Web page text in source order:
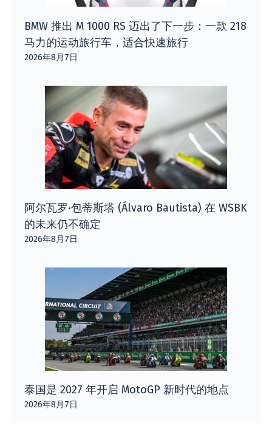
BMW 推出 M 1000 RS 迈出了下一步：一款 218
马力的运动旅行车，适合快速旅行
2026年8月7日
阿尔瓦罗·包蒂斯塔 (Álvaro Bautista) 在 WSBK
的未来仍不确定
2026年8月7日
泰国是 2027 年开启 MotoGP 新时代的地点
2026年8月7日